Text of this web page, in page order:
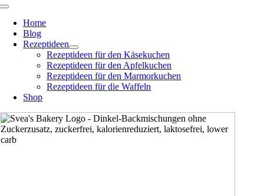
Zum
Inhalt
springen
Toggle
Navigation
Home
Blog
Rezeptideen
Rezeptideen für den Käsekuchen
Rezeptideen für den Apfelkuchen
Rezeptideen für den Marmorkuchen
Rezeptideen für die Waffeln
Shop